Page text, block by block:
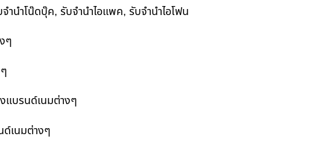
นำโน๊ดบุ๊ค, รับจำนำไอแพค, รับจำนำไอโฟน
ๆ
แบรนด์เนมต่างๆ
ด์เนมต่างๆ